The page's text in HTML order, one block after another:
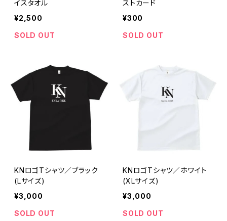
イスタオル
¥2,500
SOLD OUT
ストカード
¥300
SOLD OUT
KNロゴTシャツ／ブラック
(Lサイズ)
¥3,000
SOLD OUT
KNロゴTシャツ／ホワイト
(XLサイズ)
¥3,000
SOLD OUT